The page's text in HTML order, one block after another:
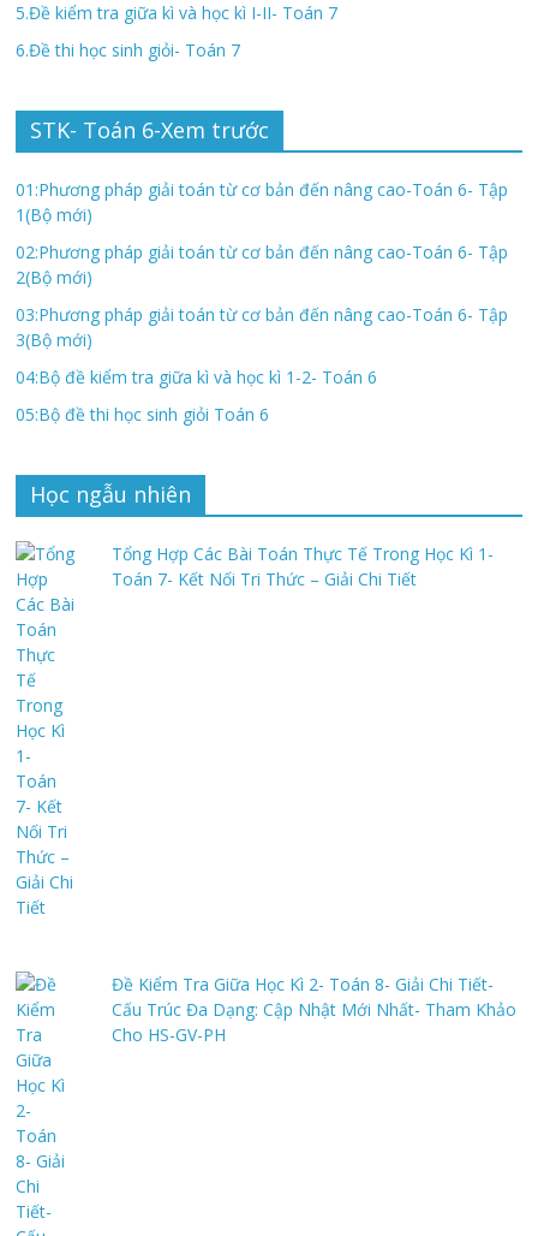
5.Đề kiểm tra giữa kì và học kì I-II- Toán 7
6.Đề thi học sinh giỏi- Toán 7
STK- Toán 6-Xem trước
01:Phương pháp giải toán từ cơ bản đến nâng cao-Toán 6- Tập
1(Bộ mới)
02:Phương pháp giải toán từ cơ bản đến nâng cao-Toán 6- Tập
2(Bộ mới)
03:Phương pháp giải toán từ cơ bản đến nâng cao-Toán 6- Tập
3(Bộ mới)
04:Bộ đề kiểm tra giữa kì và học kì 1-2- Toán 6
05:Bộ đề thi học sinh giỏi Toán 6
Học ngẫu nhiên
Tổng Hợp Các Bài Toán Thực Tế Trong Học Kì 1-
Toán 7- Kết Nối Tri Thức – Giải Chi Tiết
Đề Kiểm Tra Giữa Học Kì 2- Toán 8- Giải Chi Tiết-
Cấu Trúc Đa Dạng: Cập Nhật Mới Nhất- Tham Khảo
Cho HS-GV-PH